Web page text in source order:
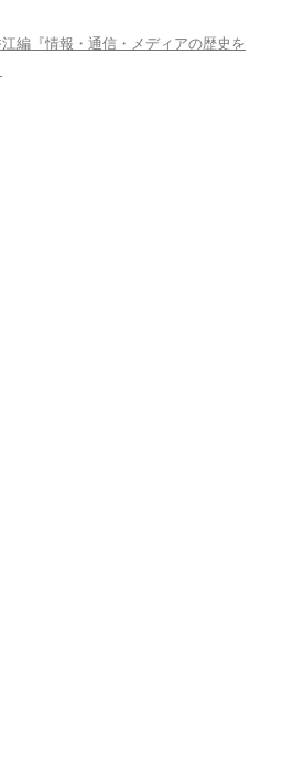
編『情報・通信・メディアの歴史を